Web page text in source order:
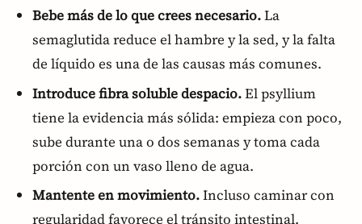
Bebe más de lo que crees necesario.La
semaglutida reduce el hambre y la sed, y la falta
de líquido es una de las causas más comunes.
Introduce fibra soluble despacio.El psyllium
tiene la evidencia más sólida: empieza con poco,
sube durante una o dos semanas y toma cada
porción con un vaso lleno de agua.
Mantente en movimiento.Incluso caminar con
regularidad favorece el tránsito intestinal.